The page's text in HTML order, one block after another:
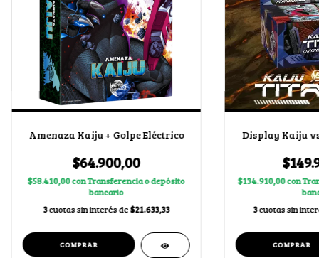
Amenaza Kaiju + Golpe Eléctrico
$64.900,00
$58.410,00conTransferencia o depósito
bancario
3cuotas sin interés de$21.633,33
Display Kaiju
$134.910,00con
3cuotas sin